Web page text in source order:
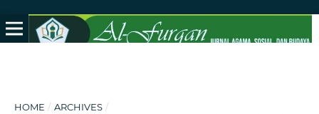
HOME / ARCHIVES /